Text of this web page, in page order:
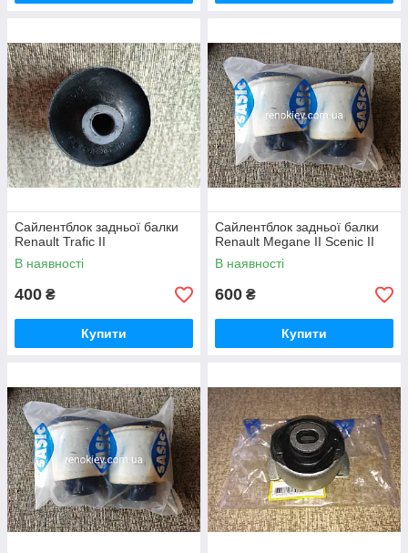
Сайлентблок задньої балки
Renault Trafic II
В наявності
400 ₴
Купити
Сайлентблок задньої балки
Renault Megane II Scenic II
В наявності
600 ₴
Купити